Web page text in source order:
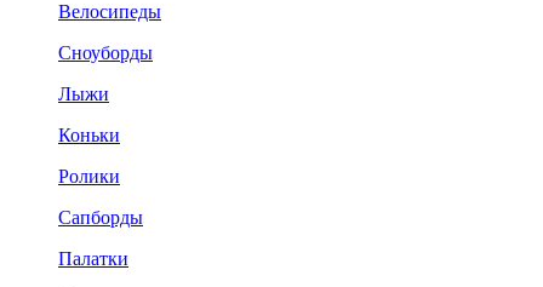
Велосипеды
Сноуборды
Лыжи
Коньки
Ролики
Сапборды
Палатки